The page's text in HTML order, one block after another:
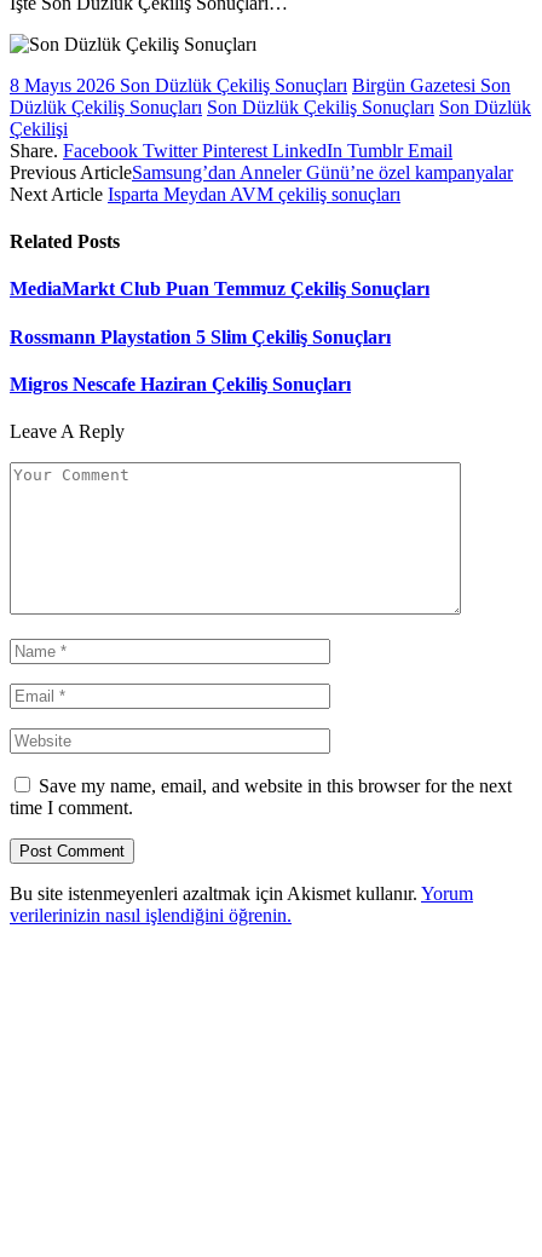
8 Mayıs 2026 Son Düzlük Çekiliş Sonuçları Birgün Gazetesi Son
Düzlük Çekiliş Sonuçları Son Düzlük Çekiliş Sonuçları Son Düzlük
Çekilişi
Share. Facebook Twitter Pinterest LinkedIn Tumblr Email
Previous ArticleSamsung’dan Anneler Günü’ne özel kampanyalar
Next Article Isparta Meydan AVM çekiliş sonuçları
Related Posts
MediaMarkt Club Puan Temmuz Çekiliş Sonuçları
Rossmann Playstation 5 Slim Çekiliş Sonuçları
Migros Nescafe Haziran Çekiliş Sonuçları
Leave A Reply
Save my name, email, and website in this browser for the next
time I comment.
Bu site istenmeyenleri azaltmak için Akismet kullanır. Yorum
verilerinizin nasıl işlendiğini öğrenin.